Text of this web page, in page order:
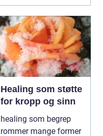
Healing som støtte
for kropp og sinn
healing som begrep
rommer mange former